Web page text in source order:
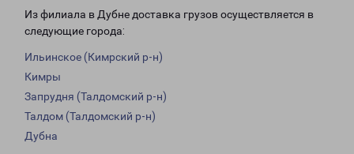
Из филиала в Дубне доставка грузов осуществляется в
следующие города:
Ильинское (Кимрский р-н)
Кимры
Запрудня (Талдомский р-н)
Талдом (Талдомский р-н)
Дубна